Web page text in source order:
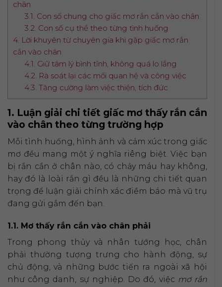
chân
3.1. Con số chung cho giấc mơ rắn cắn vào chân
3.2. Con số cụ thể theo từng tình huống
4. Lời khuyên từ chuyên gia khi gặp giấc mơ rắn
cắn vào chân
4.1. Giữ tâm lý bình tĩnh, không quá lo lắng
4.2. Rà soát lại các mối quan hệ và công việc
4.3. Tăng cường làm việc thiện, tích đức
1. Luận giải chi tiết giấc mơ thấy rắn cắn
vào chân theo từng trường hợp
Mỗi tình huống, hình ảnh và cảm xúc trong giấc
mơ đều mang một ý nghĩa riêng biệt. Việc bạn
bị rắn cắn ở chân nào, có chảy máu hay không,
hay đó là loài rắn gì đều là những chi tiết quan
trọng để luận giải chính xác điềm báo mà vũ trụ
đang gửi gắm đến bạn.
1.1. Mơ thấy rắn cắn vào chân phải
Trong phong thủy và nhân tướng học, chân
phải thường tượng trưng cho hành động, sự
chủ động, và những bước tiến ra ngoài xã hội
như công danh, sự nghiệp. Do đó, việc mơ rắn